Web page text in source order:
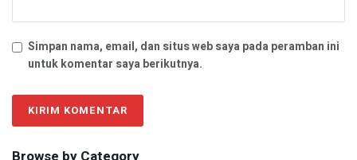
Simpan nama, email, dan situs web saya pada peramban ini
untuk komentar saya berikutnya.